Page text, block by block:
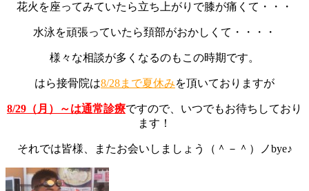
花火を座ってみていたら立ち上がりで膝が痛くて・・・
水泳を頑張っていたら頚部がおかしくて・・・・
様々な相談が多くなるのもこの時期です。
はら接骨院は8/28まで夏休みを頂いておりますが
8/29（月）～は通常診療ですので、いつでもお待ちしており
ます！
それでは皆様、またお会いしましょう（＾－＾）ノbye♪